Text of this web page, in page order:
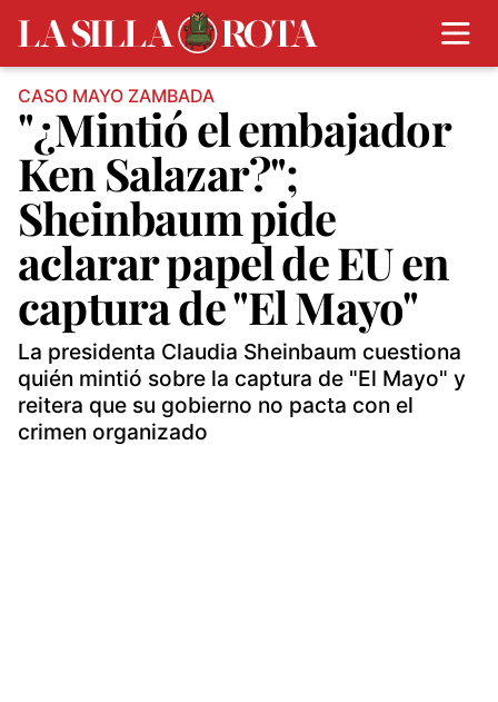
CASO MAYO ZAMBADA
"¿Mintió el embajador
Ken Salazar?";
Sheinbaum pide
aclarar papel de EU en
captura de "El Mayo"
La presidenta Claudia Sheinbaum cuestiona
quién mintió sobre la captura de "El Mayo" y
reitera que su gobierno no pacta con el
crimen organizado